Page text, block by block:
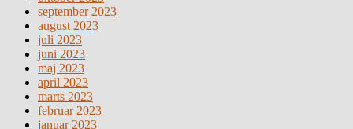
september 2023
august 2023
juli 2023
juni 2023
maj 2023
april 2023
marts 2023
februar 2023
januar 2023